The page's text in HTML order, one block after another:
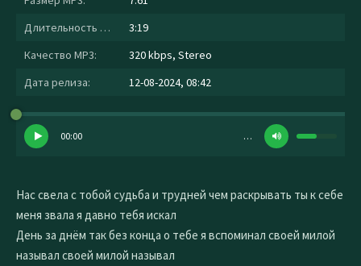
Длительность MP3:
3:19
Качество MP3:
320 kbps, Stereo
Дата релиза:
12-08-2024, 08:42
00:00 …
Нас свела с тобой судьба и трудней чем раскрывать ты к себе
меня звала я давно тебя искал
День за днём так без конца о тебе я вспоминал своей милой
называл своей милой называл